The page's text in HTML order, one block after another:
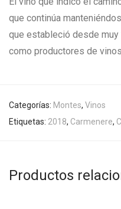
que continúa
que estableció desde
como productores de
Categorías: Montes, Vinos
Etiquetas: 2018, Carmenere,
Productos